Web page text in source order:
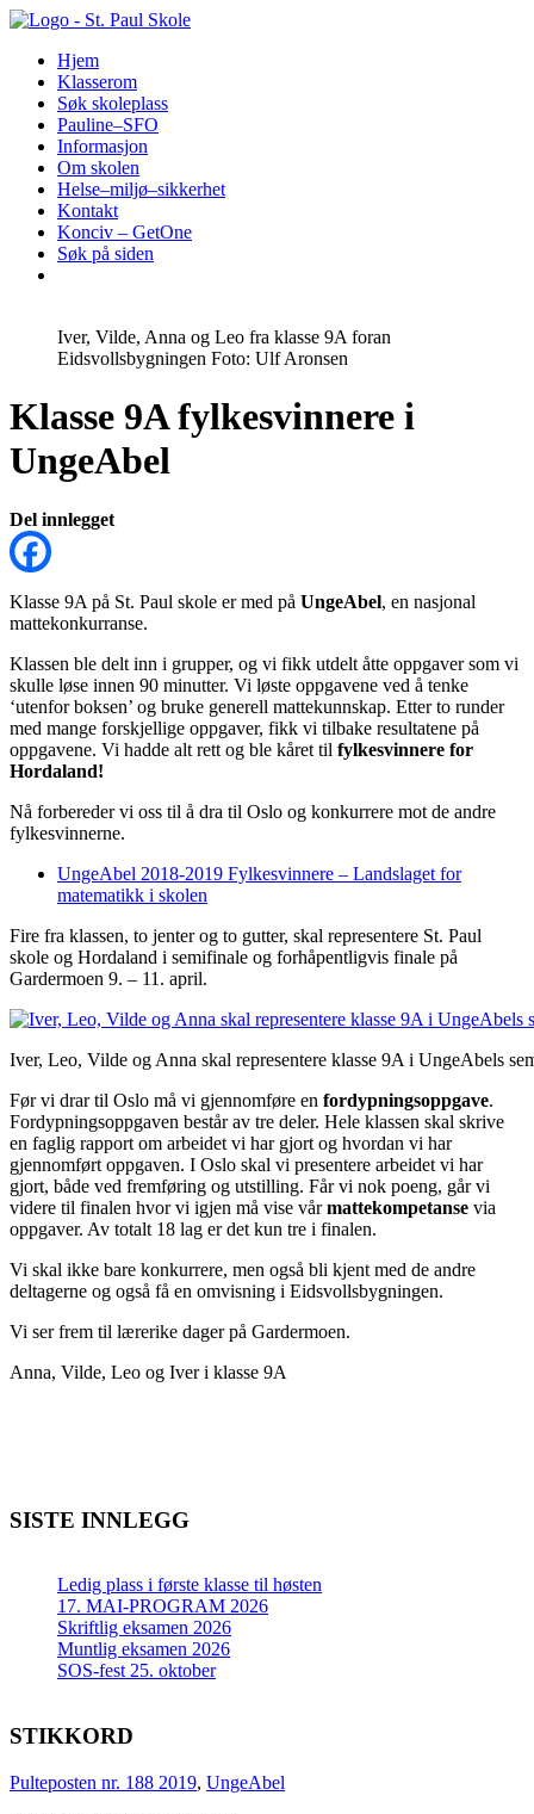
Hopp
innholdHjem
Klasserom
Søk skoleplass
Pauline–SFO
Informasjon
Om skolen
Helse–miljø–sikkerhet
Kontakt
Konciv – GetOne
Søk på siden
Iver, Vilde, Anna og Leo fra klasse 9A foran
Eidsvollsbygningen Foto: Ulf Aronsen
Klasse 9A fylkesvinnere i
UngeAbel
Del innlegget
Klasse 9A på St. Paul skole er med på UngeAbel, en nasjonal
mattekonkurranse.
Klassen ble delt inn i grupper, og vi fikk utdelt åtte oppgaver som vi
skulle løse innen 90 minutter. Vi løste oppgavene ved å tenke
‘utenfor boksen’ og bruke generell mattekunnskap. Etter to runder
med mange forskjellige oppgaver, fikk vi tilbake resultatene på
oppgavene. Vi hadde alt rett og ble kåret til fylkesvinnere for
Hordaland!
Nå forbereder vi oss til å dra til Oslo og konkurrere mot de andre
fylkesvinnerne.
UngeAbel 2018-2019 Fylkesvinnere – Landslaget for
matematikk i skolen
Fire fra klassen, to jenter og to gutter, skal representere St. Paul
skole og Hordaland i semifinale og forhåpentligvis finale på
Gardermoen 9. – 11. april.
Iver, Leo, Vilde og Anna skal representere klasse 9A i UngeAbels
Før vi drar til Oslo må vi gjennomføre en fordypningsoppgave.
Fordypningsoppgaven består av tre deler. Hele klassen skal skrive
en faglig rapport om arbeidet vi har gjort og hvordan vi har
gjennomført oppgaven. I Oslo skal vi presentere arbeidet vi har
gjort, både ved fremføring og utstilling. Får vi nok poeng, går vi
videre til finalen hvor vi igjen må vise vårmattekompetanse via
oppgaver. Av totalt 18 lag er det kun tre i finalen.
Vi skal ikke bare konkurrere, men også bli kjent med de andre
deltagerne og også få en omvisning i Eidsvollsbygningen.
Vi ser frem til lærerike dager på Gardermoen.
Anna, Vilde, Leo og Iver i klasse 9A
SISTE INNLEGG
Ledig plass i første klasse til høsten
17. MAI-PROGRAM 2026
Skriftlig eksamen 2026
Muntlig eksamen 2026
SOS-fest 25. oktober
STIKKORD
Pulteposten nr. 188 2019, UngeAbel